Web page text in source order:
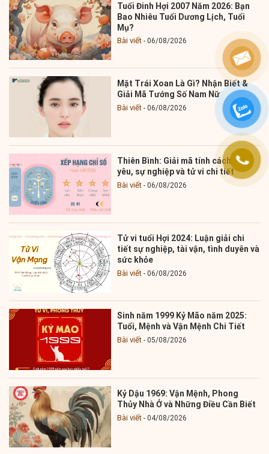
Tuổi Đinh Hợi 2007 Năm 2026: Bạn
Bao Nhiêu Tuổi Dương Lịch, Tuổi
Mụ?
Bài viết 06/08/2026
Mặt Trái Xoan Là Gì? Nhận Biết &
Giải Mã Tướng Số Nam Nữ
Bài viết 06/08/2026
Thiên Bình: Giải mã tính cách, tình
yêu, sự nghiệp và tử vi chi tiết
Bài viết 06/08/2026
Tử vi tuổi Hợi 2024: Luận giải chi
tiết sự nghiệp, tài vận, tình duyên và
sức khỏe
Bài viết 06/08/2026
Sinh năm 1999 Kỷ Mão năm 2025:
Tuổi, Mệnh và Vận Mệnh Chi Tiết
Bài viết 05/08/2026
Kỷ Dậu 1969: Vận Mệnh, Phong
Thủy Nhà Ở và Những Điều Cần Biết
Bài viết 04/08/2026